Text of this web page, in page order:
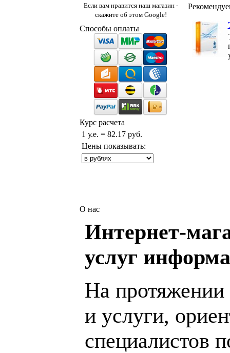
Если вам нравится наш магазин -
скажите об этом Google!
Способы оплаты
Курс расчета
1 у.е. = 82.17 руб.
Цены показывать:
О нас
Интернет-
услуг
На протяжении
и услуги,
специалистов